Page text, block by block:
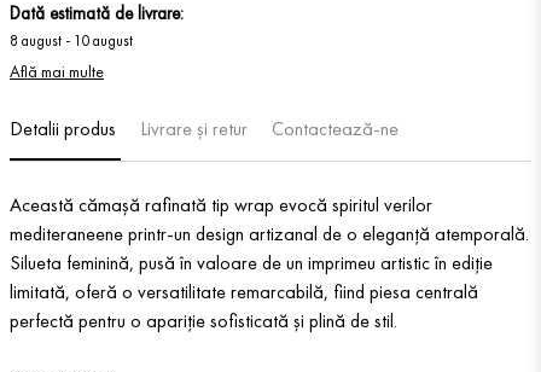
Dată estimată de livrare:
8 august - 10 august
Află mai multe
Detalii produs Livrare și retur Contactează-ne
Această cămașă rafinată tip wrap evocă spiritul verilor
mediteraneene printr-un design artizanal de o eleganță atemporală.
Silueta feminină, pusă în valoare de un imprimeu artistic în ediție
limitată, oferă o versatilitate remarcabilă, fiind piesa centrală
perfectă pentru o apariție sofisticată și plină de stil.